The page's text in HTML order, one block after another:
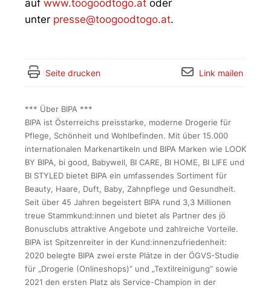
auf www.toogoodtogo.at oder
unter presse@toogoodtogo.at.
Seite drucken Link mailen
*** Über BIPA ***
BIPA ist Österreichs preisstarke, moderne Drogerie für
Pflege, Schönheit und Wohlbefinden. Mit über 15.000
internationalen Markenartikeln und BIPA Marken wie LOOK
BY BIPA, bi good, Babywell, BI CARE, BI HOME, BI LIFE und
BI STYLED bietet BIPA ein umfassendes Sortiment für
Beauty, Haare, Duft, Baby, Zahnpflege und Gesundheit.
Seit über 45 Jahren begeistert BIPA rund 3,3 Millionen
treue Stammkund:innen und bietet als Partner des jö
Bonusclubs attraktive Angebote und zahlreiche Vorteile.
BIPA ist Spitzenreiter in der Kund:innenzufriedenheit:
2020 belegte BIPA zwei erste Plätze in der ÖGVS-Studie
für „Drogerie (Onlineshops)“ und „Textilreinigung“ sowie
2021 den ersten Platz als Service-Champion in der